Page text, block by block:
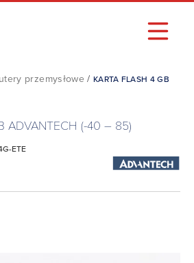
przemysłowe /KARTA FLASH 4 GB
ADVANTECH (-40 – 85)
ETE